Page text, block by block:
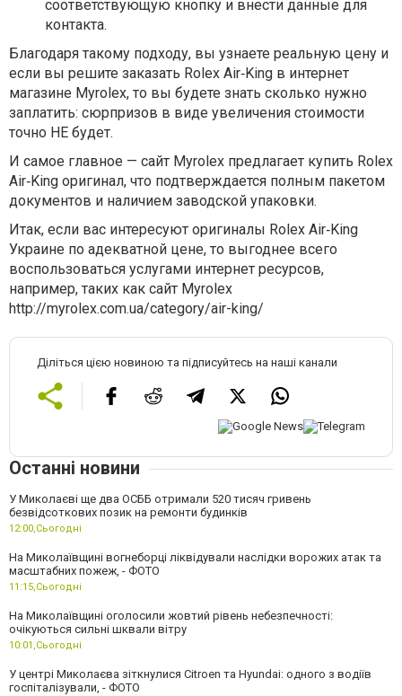
соответствующую кнопку и внести данные для
контакта.
Благодаря такому подходу, вы узнаете реальную цену и
если вы решите заказать Rolex Air‑King в интернет
магазине Myrolex, то вы будете знать сколько нужно
заплатить: сюрпризов в виде увеличения стоимости
точно НЕ будет.
И самое главное — сайт Myrolex предлагает купить Rolex
Air‑King оригинал, что подтверждается полным пакетом
документов и наличием заводской упаковки.
Итак, если вас интересуют оригиналы Rolex Air‑King
Украине по адекватной цене, то выгоднее всего
воспользоваться услугами интернет ресурсов,
например, таких как сайт Myrolex
http://myrolex.com.ua/category/air-king/
Діліться цією новиною та підписуйтесь на наші канали
Останні новини
У Миколаєві ще два ОСББ отримали 520 тисяч гривень
безвідсоткових позик на ремонти будинків
12:00, Сьогодні
На Миколаївщині вогнеборці ліквідували наслідки ворожих атак та
масштабних пожеж, - ФОТО
11:15, Сьогодні
На Миколаївщині оголосили жовтий рівень небезпечності:
очікуються сильні шквали вітру
10:01, Сьогодні
У центрі Миколаєва зіткнулися Citroen та Hyundai: одного з водіїв
госпіталізували, - ФОТО